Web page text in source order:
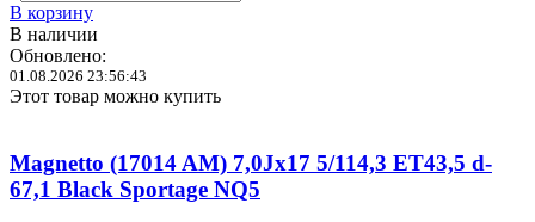
В корзину
В наличии
Обновлено:
01.08.2026 23:56:43
Этот товар можно купить
Magnetto (17014 AM) 7,0Jx17 5/114,3 ET43,5 d-
67,1 Black Sportage NQ5